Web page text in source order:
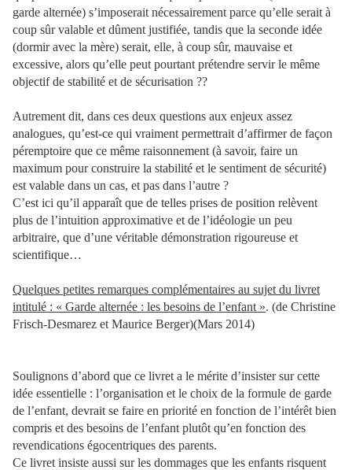
garde alternée) s’imposerait nécessairement parce qu’elle serait à
coup sûr valable et dûment justifiée, tandis que la seconde idée
(dormir avec la mère) serait, elle, à coup sûr, mauvaise et
excessive, alors qu’elle peut pourtant prétendre servir le même
objectif de stabilité et de sécurisation ??
Autrement dit, dans ces deux questions aux enjeux assez
analogues, qu’est-ce qui vraiment permettrait d’affirmer de façon
péremptoire que ce même raisonnement (à savoir, faire un
maximum pour construire la stabilité et le sentiment de sécurité)
est valable dans un cas, et pas dans l’autre ?
C’est ici qu’il apparaît que de telles prises de position relèvent
plus de l’intuition approximative et de l’idéologie un peu
arbitraire, que d’une véritable démonstration rigoureuse et
scientifique…
Quelques petites remarques complémentaires au sujet du livret
intitulé : « Garde alternée : les besoins de l’enfant ». (de Christine
Frisch-Desmarez et Maurice Berger)(Mars 2014)
Soulignons d’abord que ce livret a le mérite d’insister sur cette
idée essentielle : l’organisation et le choix de la formule de garde
de l’enfant, devrait se faire en priorité en fonction de l’intérêt bien
compris et des besoins de l’enfant plutôt qu’en fonction des
revendications égocentriques des parents.
Ce livret insiste aussi sur les dommages que les enfants risquent